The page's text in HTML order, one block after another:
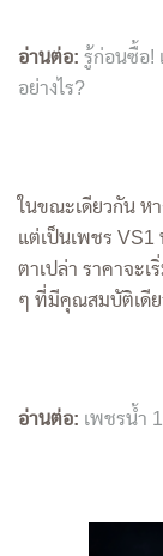
อ่านต่อ: รู้ก่อนซื้อ!
อย่างไร?
ในขณะเดียวกัน ห
แต่เป็นเพชร VS1
ตาเปล่า ราคาจะ
ๆ ที่มีคุณสมบัติเดีย
อ่านต่อ: เพชรน้ำ